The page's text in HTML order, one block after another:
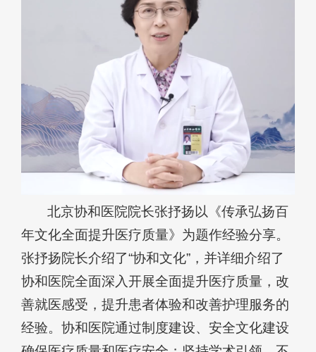
北京协和医院院长张抒扬以《传承弘扬百
年文化全面提升医疗质量》为题作经验分享。
张抒扬院长介绍了“协和文化”，并详细介绍了
协和医院全面深入开展全面提升医疗质量，改
善就医感受，提升患者体验和改善护理服务的
经验。协和医院通过制度建设、安全文化建设